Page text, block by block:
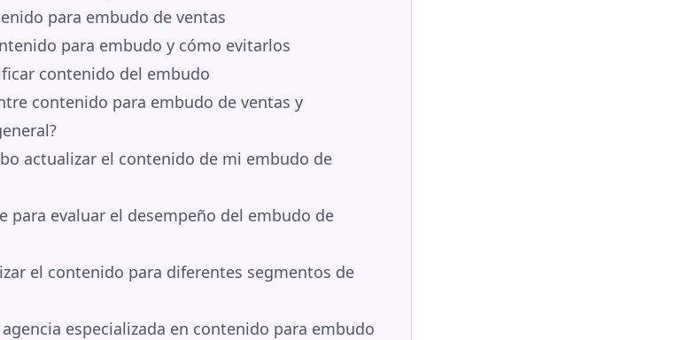
para embudo de ventas
para embudo y cómo evitarlos
contenido del embudo
contenido para embudo de ventas y
actualizar el contenido de mi embudo de
para evaluar el desempeño del embudo de
el contenido para diferentes segmentos de
especializada en contenido para embudo